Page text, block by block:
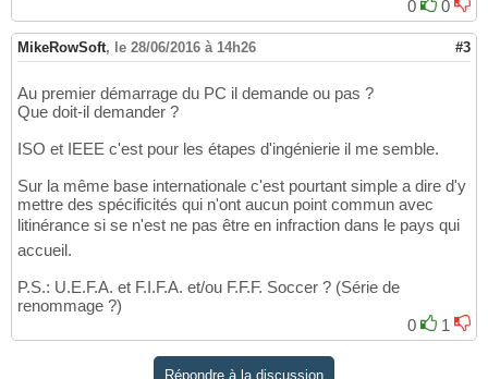
0
0
MikeRowSoft, le 28/06/2016 à 14h26 #3
Au premier démarrage du PC il demande ou pas ?
Que doit-il demander ?
ISO et IEEE c'est pour les étapes d'ingénierie il me semble.
Sur la même base internationale c'est pourtant simple a dire d'y
mettre des spécificités qui n'ont aucun point commun avec
litinérance si se n'est ne pas être en infraction dans le pays qui
accueil.
P.S.: U.E.F.A. et F.I.F.A. et/ou F.F.F. Soccer ? (Série de
renommage ?)
0
1
Répondre à la discussion